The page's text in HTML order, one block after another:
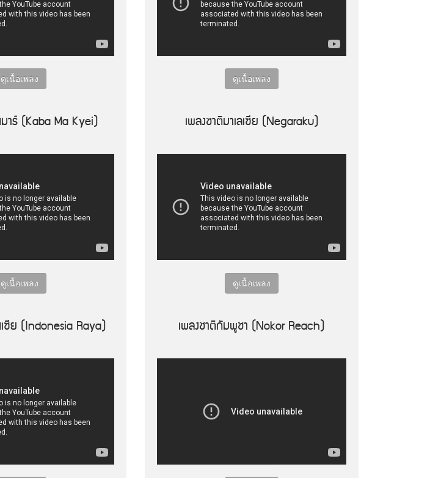
ดูเนื้อเพลง ดูเนื้อเพลง
มาร์ (Kaba Ma Kyei)
ดูเนื้อเพลง
เพลงชาติมาเลเซีย (Negaraku)
ดูเนื้อเพลง
ซีย (Indonesia Raya) เพลงชาติกัมพูชา (Nokor Reach)